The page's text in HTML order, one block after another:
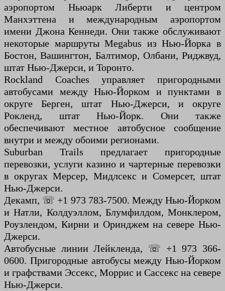
аэропортом Ньюарк Либерти и центром
Манхэттена и международным аэропортом
имени Джона Кеннеди. Они также обслуживают
некоторые маршруты Megabus из Нью-Йорка в
Бостон, Вашингтон, Балтимор, Олбани, Риджвуд,
штат Нью-Джерси, и Торонто.
Rockland Coaches управляет пригородными
автобусами между Нью-Йорком и пунктами в
округе Берген, штат Нью-Джерси, и округе
Рокленд, штат Нью-Йорк. Они также
обеспечивают местное автобусное сообщение
внутри и между обоими регионами.
Suburban Trails предлагает пригородные
перевозки, услуги казино и чартерные перевозки
в округах Мерсер, Мидлсекс и Сомерсет, штат
Нью-Джерси.
Декамп, ☏ +1 973 783-7500. Между Нью-Йорком
и Натли, Колдуэллом, Блумфилдом, Монклером,
Роузлендом, Кирни и Оринджем на севере Нью-
Джерси.
Автобусные линии Лейкленда, ☏ +1 973 366-
0600. Пригородные автобусы между Нью-Йорком
и графствами Эссекс, Моррис и Сассекс на севере
Нью-Джерси.